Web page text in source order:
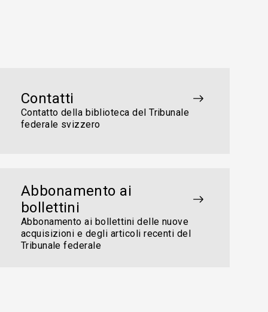
Contatti
Contatto della biblioteca del Tribunale
federale svizzero
Abbonamento ai
bollettini
Abbonamento ai bollettini delle nuove
acquisizioni e degli articoli recenti del
Tribunale federale